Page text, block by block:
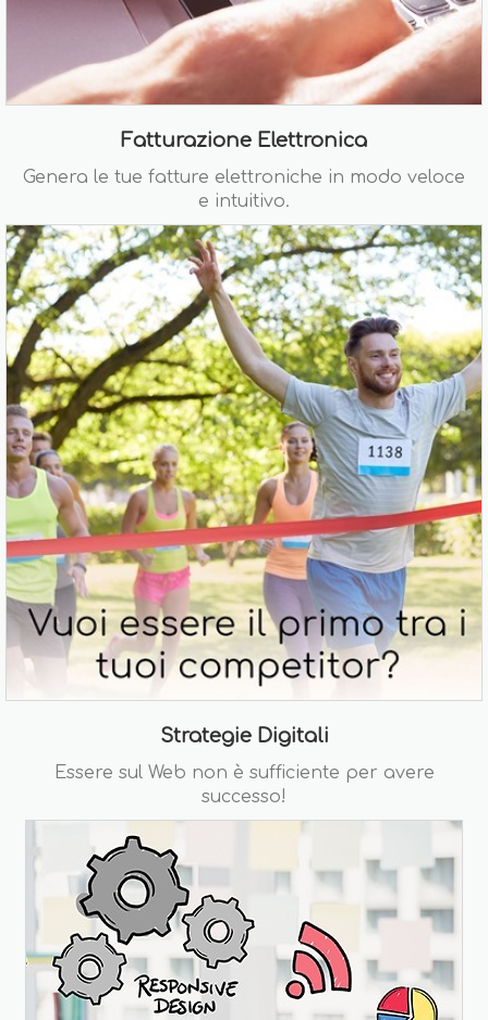
Fatturazione Elettronica
Genera le tue fatture elettroniche in modo veloce
e intuitivo.
Strategie Digitali
Essere sul Web non è sufficiente per avere
successo!